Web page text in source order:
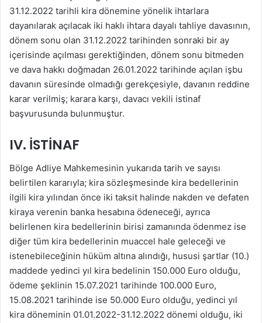
31.12.2022 tarihli kira dönemine yönelik ihtarlara
dayanılarak açılacak iki haklı ihtara dayalı tahliye davasının,
dönem sonu olan 31.12.2022 tarihinden sonraki bir ay
içerisinde açılması gerektiğinden, dönem sonu bitmeden
ve dava hakkı doğmadan 26.01.2022 tarihinde açılan işbu
davanın süresinde olmadığı gerekçesiyle, davanın reddine
karar verilmiş; karara karşı, davacı vekili istinaf
başvurusunda bulunmuştur.
IV. İSTİNAF
Bölge Adliye Mahkemesinin yukarıda tarih ve sayısı
belirtilen kararıyla; kira sözleşmesinde kira bedellerinin
ilgili kira yılından önce iki taksit halinde nakden ve defaten
kiraya verenin banka hesabına ödeneceği, ayrıca
belirlenen kira bedellerinin birisi zamanında ödenmez ise
diğer tüm kira bedellerinin muaccel hale geleceği ve
istenebileceğinin hüküm altına alındığı, hususi şartlar (10.)
maddede yedinci yıl kira bedelinin 150.000 Euro olduğu,
ödeme şeklinin 15.07.2021 tarihinde 100.000 Euro,
15.08.2021 tarihinde ise 50.000 Euro olduğu, yedinci yıl
kira döneminin 01.01.2022-31.12.2022 dönemi olduğu, iki